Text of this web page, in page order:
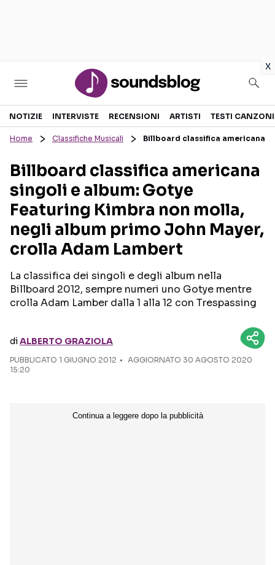
x
Sezioni
RECENSIONI MUSICALI
INTERVISTE
GOSSIP E CURIOSITÀ
TESTI CANZONI
TOUR ED EVENTI
TALENT SHOW
Seguici sui social
NOTIZIE INTERVISTE RECENSIONI ARTISTI TESTI CANZONI
Home Classifiche Musicali Billboard classifica americana
Billboard classifica americana
singoli e album: Gotye
Featuring Kimbra non molla,
negli album primo John Mayer,
crolla Adam Lambert
La classifica dei singoli e degli album nella
Billboard 2012, sempre numeri uno Gotye mentre
crolla Adam Lamber dalla 1 alla 12 con Trespassing
diALBERTO GRAZIOLA
PUBBLICATO 1 GIUGNO 2012
AGGIORNATO 30 AGOSTO 2020
15:20